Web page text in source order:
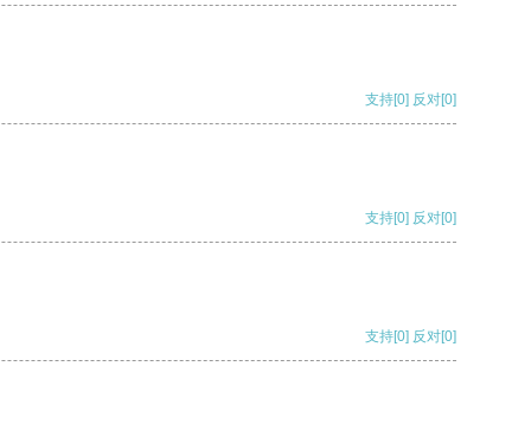
支持[0] 反对[0]
支持[0] 反对[0]
支持[0] 反对[0]